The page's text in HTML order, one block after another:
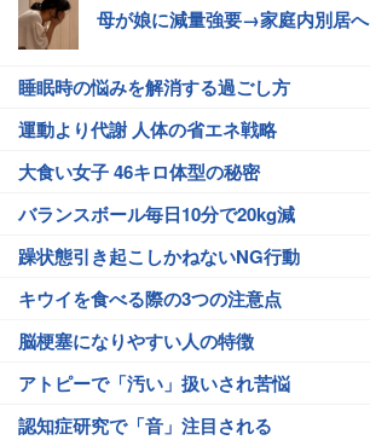
母が娘に減量強要→家庭内別居へ
睡眠時の悩みを解消する過ごし方
運動より代謝 人体の省エネ戦略
大食い女子 46キロ体型の秘密
バランスボール毎日10分で20kg減
躁状態引き起こしかねないNG行動
キウイを食べる際の3つの注意点
脳梗塞になりやすい人の特徴
アトピーで「汚い」扱いされ苦悩
認知症研究で「音」注目される